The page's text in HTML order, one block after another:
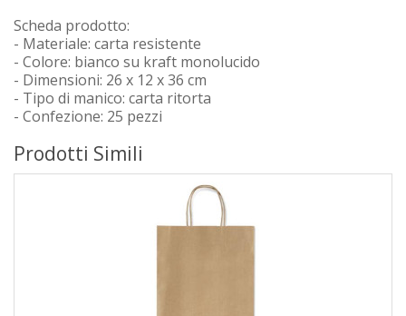
Scheda prodotto:
- Materiale: carta resistente
- Colore: bianco su kraft monolucido
- Dimensioni: 26 x 12 x 36 cm
- Tipo di manico: carta ritorta
- Confezione: 25 pezzi
Prodotti Simili